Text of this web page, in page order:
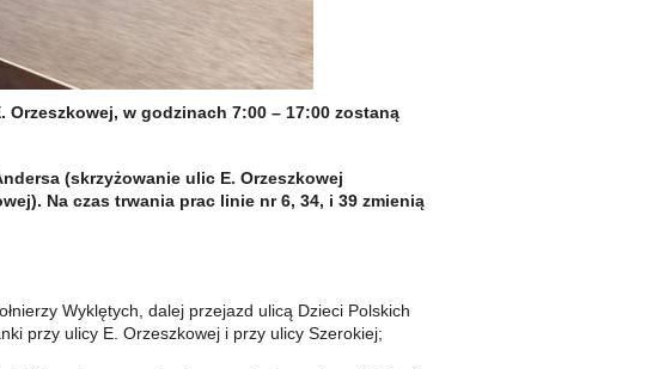
w godzinach 7:00 – 17:00 zostaną
(skrzyżowanie ulic E. Orzeszkowej
Na czas trwania prac linie nr 6, 34, i 39 zmienią
Wyklętych, dalej przejazd ulicą Dzieci Polskich
przy ulicy E. Orzeszkowej i przy ulicy Szerokiej;